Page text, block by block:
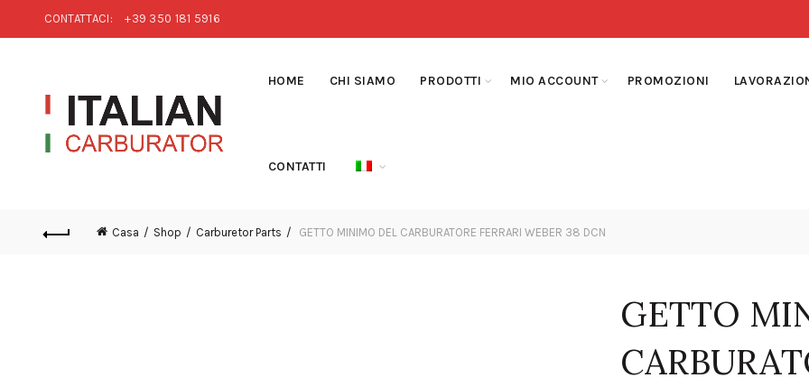
CONTATTACI: +39 350 181 5916
HOME CHI SIAMO PRODOTTI MIO ACCOUNT PROMOZIONI
CONTATTI
Casa Shop Carburetor Parts GETTO MINIMO DEL CARBURATORE FERRARI WEBER 38 DCN
GETTO